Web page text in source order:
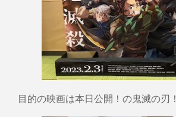
目的の映画は本日公開！の鬼滅の刃！